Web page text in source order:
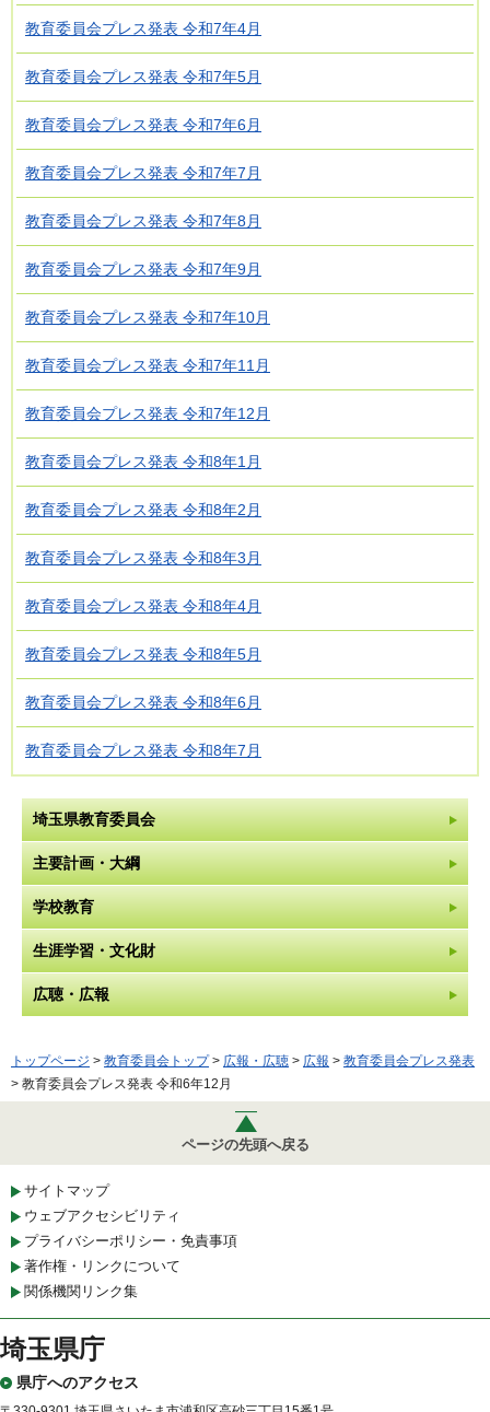
教育委員会プレス発表 令和7年4月
教育委員会プレス発表 令和7年5月
教育委員会プレス発表 令和7年6月
教育委員会プレス発表 令和7年7月
教育委員会プレス発表 令和7年8月
教育委員会プレス発表 令和7年9月
教育委員会プレス発表 令和7年10月
教育委員会プレス発表 令和7年11月
教育委員会プレス発表 令和7年12月
教育委員会プレス発表 令和8年1月
教育委員会プレス発表 令和8年2月
教育委員会プレス発表 令和8年3月
教育委員会プレス発表 令和8年4月
教育委員会プレス発表 令和8年5月
教育委員会プレス発表 令和8年6月
教育委員会プレス発表 令和8年7月
埼玉県教育委員会
主要計画・大綱
学校教育
生涯学習・文化財
広聴・広報
トップページ > 教育委員会トップ> 広報・広聴 > 広報 > 教育委員会プレス発表
> 教育委員会プレス発表 令和6年12月
ページの先頭へ戻る
サイトマップ
ウェブアクセシビリティ
プライバシーポリシー・免責事項
著作権・リンクについて
関係機関リンク集
埼玉県庁
県庁へのアクセス